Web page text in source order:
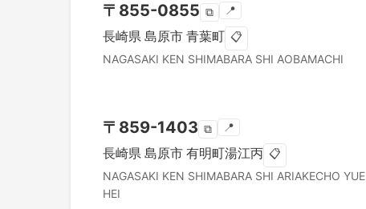
〒 855-0855 ⧉ 📍
長崎県 島原市 青葉町 📋
NAGASAKI KEN SHIMABARA SHI AOBAMACHI
〒 859-1403 ⧉ 📍
長崎県 島原市 有明町湯江丙 📋
NAGASAKI KEN SHIMABARA SHI ARIAKECHO YUE
HEI